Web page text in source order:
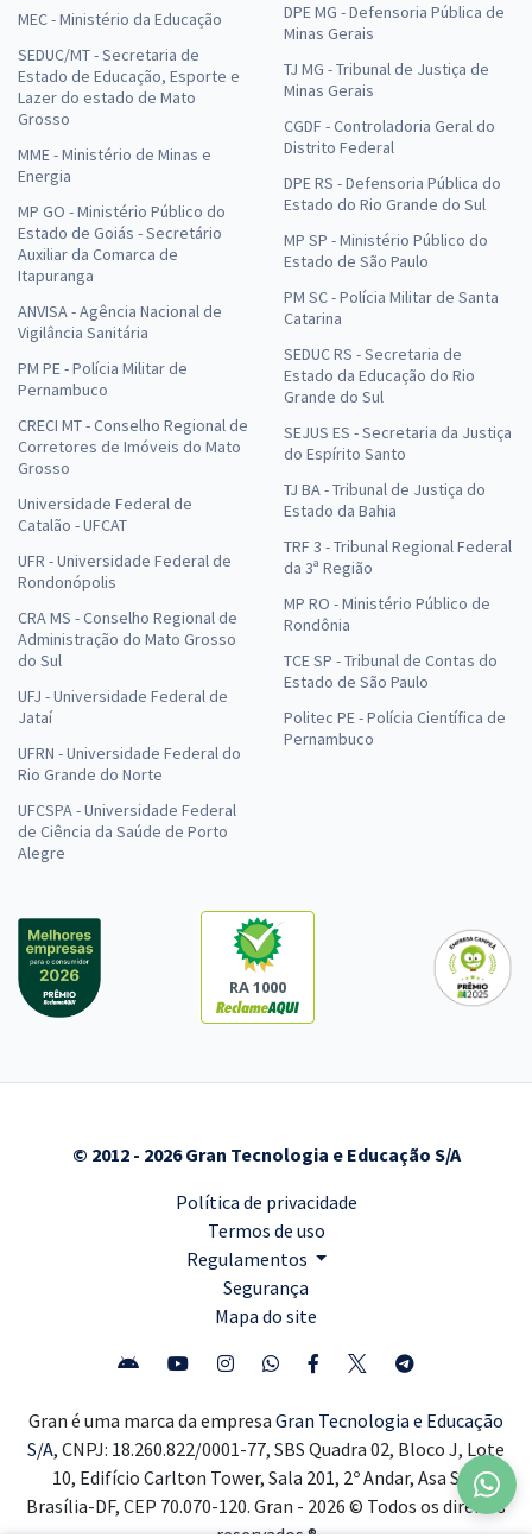
MEC - Ministério da Educação
SEDUC/MT - Secretaria de
Estado de Educação, Esporte e
Lazer do estado de Mato
Grosso
MME - Ministério de Minas e
Energia
MP GO - Ministério Público do
Estado de Goiás - Secretário
Auxiliar da Comarca de
Itapuranga
ANVISA - Agência Nacional de
Vigilância Sanitária
PM PE - Polícia Militar de
Pernambuco
CRECI MT - Conselho Regional de
Corretores de Imóveis do Mato
Grosso
Universidade Federal de
Catalão - UFCAT
UFR - Universidade Federal de
Rondonópolis
CRA MS - Conselho Regional de
Administração do Mato Grosso
do Sul
UFJ - Universidade Federal de
Jataí
UFRN - Universidade Federal do
Rio Grande do Norte
UFCSPA - Universidade Federal
de Ciência da Saúde de Porto
Alegre
DPE MG - Defensoria Pública de
Minas Gerais
TJ MG - Tribunal de Justiça de
Minas Gerais
CGDF - Controladoria Geral do
Distrito Federal
DPE RS - Defensoria Pública do
Estado do Rio Grande do Sul
MP SP - Ministério Público do
Estado de São Paulo
PM SC - Polícia Militar de Santa
Catarina
SEDUC RS - Secretaria de
Estado da Educação do Rio
Grande do Sul
SEJUS ES - Secretaria da Justiça
do Espírito Santo
TJ BA - Tribunal de Justiça do
Estado da Bahia
TRF 3 - Tribunal Regional Federal
da 3ª Região
MP RO - Ministério Público de
Rondônia
TCE SP - Tribunal de Contas do
Estado de São Paulo
Politec PE - Polícia Científica de
Pernambuco
RA 1000
© 2012 - 2026 Gran Tecnologia e Educação S/A
Política de privacidade
Termos de uso
Regulamentos
Segurança
Mapa do site
Gran é uma marca da empresa Gran Tecnologia e Educação
S/A, CNPJ: 18.260.822/0001-77, SBS Quadra 02, Bloco J, Lote
10, Edifício Carlton Tower, Sala 201, 2º Andar, Asa Sul,
Brasília-DF, CEP 70.070-120. Gran - 2026 © Todos os direitos